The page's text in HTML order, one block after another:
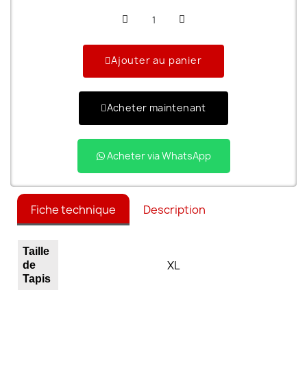
Ajouter au panier
Acheter maintenant
Acheter via WhatsApp
Fiche technique Description
Taille
de
Tapis
XL